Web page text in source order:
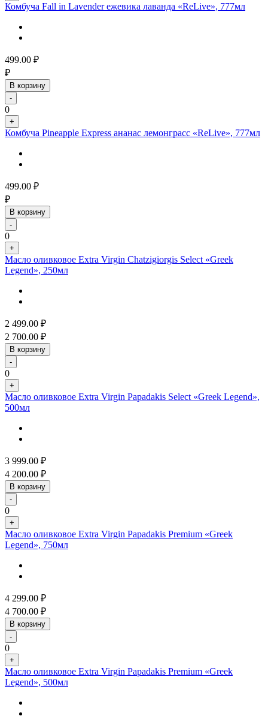
Комбуча Fall in Lavender ежевика лаванда «ReLive», 777мл
499.00 ₽
₽
В корзину
-
0
+
Комбуча Pineapple Express ананас лемонграсс «ReLive», 777мл
499.00 ₽
₽
В корзину
-
0
+
Масло оливковое Extra Virgin Chatzigiorgis Select «Greek
Legend», 250мл
2 499.00 ₽
2 700.00 ₽
В корзину
-
0
+
Масло оливковое Extra Virgin Papadakis Select «Greek Legend»,
500мл
3 999.00 ₽
4 200.00 ₽
В корзину
-
0
+
Масло оливковое Extra Virgin Papadakis Premium «Greek
Legend», 750мл
4 299.00 ₽
4 700.00 ₽
В корзину
-
0
+
Масло оливковое Extra Virgin Papadakis Premium «Greek
Legend», 500мл